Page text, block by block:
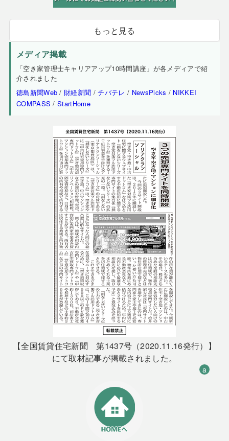
もっと見る
メディア掲載
「空き家管理士キャリアアップ10時間講座」が各メディアで紹
介されました
徳島新聞Web / 財経新聞 /チバテレ / NewsPicks / NIKKEI
COMPASS /StartHome
【全国賃貸住宅新聞 第1437号（2020.11.16発行）】
にて取材記事が掲載されました。
a